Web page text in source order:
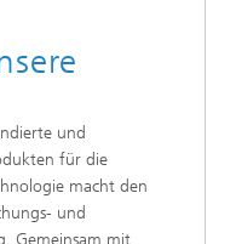
und
für die
macht den
und
Gemeinsam mit